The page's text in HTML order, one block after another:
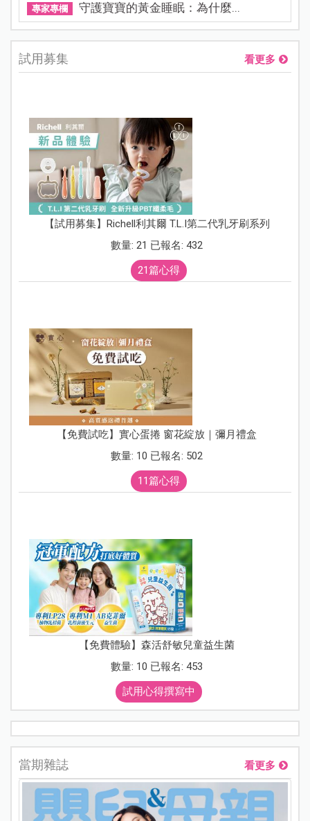
專家專欄 守護寶寶的黃金睡眠：為什麼...
試用募集 看更多
【試用募集】Richell利其爾 T.L.I第二代乳牙刷系列
數量: 21 已報名: 432
21篇心得
【免費試吃】實心蛋捲 窗花綻放｜彌月禮盒
數量: 10 已報名: 502
11篇心得
【免費體驗】森活舒敏兒童益生菌
數量: 10 已報名: 453
試用心得撰寫中
當期雜誌 看更多